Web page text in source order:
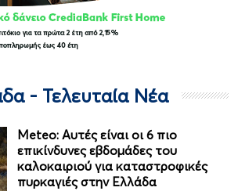
- Τελευταία Νέα
Meteo: Aυτές είναι οι 6 πιο
επικίνδυνες εβδομάδες του
καλοκαιριού για καταστροφικές
πυρκαγιές στην Ελλάδα